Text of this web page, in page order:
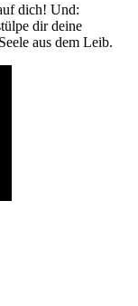
dich! Und:
dir deine
aus dem Leib.